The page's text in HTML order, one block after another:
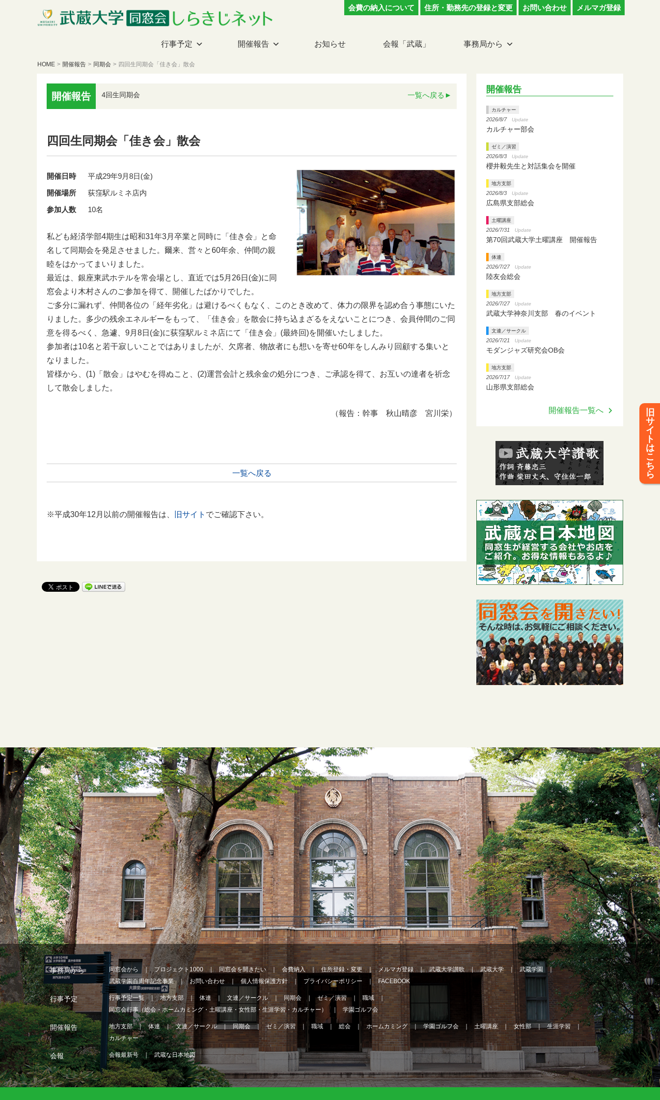
会費の納入について 住所・勤務先の登録と変更 お問い合わせ メルマガ登録
行事予定 開催報告 お知らせ 会報「武蔵」 事務局から
HOME > 開催報告 > 同期会 > 四回生同期会「佳き会」散会
開催報告 4回生同期会 一覧へ戻る
四回生同期会「佳き会」散会
開催日時
平成29年9月8日(金)
開催場所
荻窪駅ルミネ店内
参加人数
10名
私ども経済学部4期生は昭和31年3月卒業と同時に「佳き会」と命
名して同期会を発足させました。爾来、営々と60年余、仲間の親
睦をはかってまいりました。
最近は、銀座東武ホテルを常会場とし、直近では5月26日(金)に同
窓会より木村さんのご参加を得て、開催したばかりでした。
ご多分に漏れず、仲間各位の「経年劣化」は避けるべくもなく、このとき改めて、体力の限界を認め合う事態にいた
りました。多少の残余エネルギーをもって、「佳き会」を散会に持ち込まざるをえないことにつき、会員仲間のご同
意を得るべく、急遽、9月8日(金)に荻窪駅ルミネ店にて「佳き会」(最終回)を開催いたしました。
参加者は10名と若干寂しいことではありましたが、欠席者、物故者にも想いを寄せ60年をしんみり回顧する集いと
なりました。
皆様から、(1)「散会」はやむを得ぬこと、(2)運営会計と残余金の処分につき、ご承認を得て、お互いの達者を祈念
して散会しました。
（報告：幹事 秋山晴彦 宮川栄）
一覧へ戻る
※平成30年12月以前の開催報告は、 旧サイト でご確認下さい。
開催報告
カルチャー
2026/8/7 Update
カルチャー部会
ゼミ／演習
2026/8/3 Update
櫻井毅先生と対話集会を開催
地方支部
2026/8/3 Update
広島県支部総会
土曜講座
2026/7/31 Update
第70回武蔵大学土曜講座 開催報告
体連
2026/7/27 Update
陸友会総会
地方支部
2026/7/27 Update
武蔵大学神奈川支部 春のイベント
文連／サークル
2026/7/21 Update
モダンジャズ研究会OB会
地方支部
2026/7/17 Update
山形県支部総会
開催報告一覧へ
事務局から 同窓会から プロジェクト1000 同窓会を開きたい 会費納入 住所登録・変更 メルマガ登録 武蔵大学讃歌 武蔵大学
武蔵学園
武蔵学園百周年記念事業
お問い合わせ 個人情報保護方針 プライバシーポリシー FACEBOOK
行事予定 行事予定一覧 地方支部 体連 文連／サークル 同期会 ゼミ／演習
職域
同窓会行事（総会・ホームカミング・土曜講座・女性部・生涯学習・カルチャー）
学園ゴルフ会
開催報告 地方支部 体連 文連／サークル 同期会 ゼミ／演習 職域 総会 ホームカミング 学園ゴルフ会 土曜講座 女性部
生涯学習
カルチャー
会報 会報最新号 武蔵な日本地図
旧
サ
イ
ト
は
こ
ち
ら